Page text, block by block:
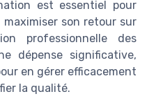
est essentiel pour
son retour sur
professionnelle des
dépense significative,
en gérer efficacement
la qualité.